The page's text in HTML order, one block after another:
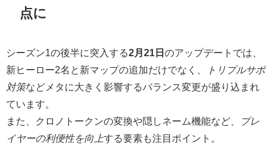
点に
シーズン1の後半に突入する2月21日のアップデートでは、
新ヒーロー2名と新マップの追加だけでなく、
トリプルサポ
対策などメタに大きく影響するバランス変更が盛り込まれ
ています。
また、クロノトークンの変換や隠しネーム機能など、
プレ
イヤーの利便性を向上する要素も注目ポイント。